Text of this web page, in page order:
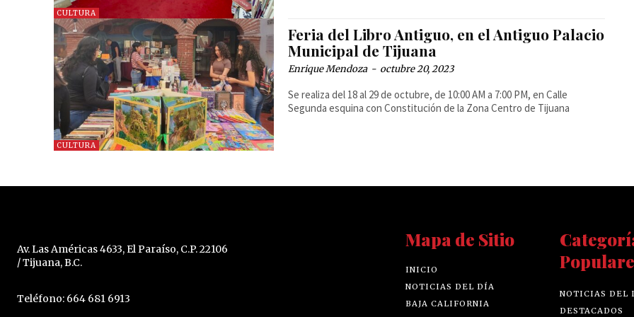
CULTURA
CULTURA
Feria del Libro Antiguo, en el Antiguo Palacio
Municipal de Tijuana
Enrique Mendoza - octubre 20, 2023
Se realiza del 18 al 29 de octubre, de 10:00 AM a 7:00 PM, en Calle
Segunda esquina con Constitución de la Zona Centro de Tijuana
Av. Las Américas 4633, El Paraíso, C.P. 22106
/ Tijuana, B.C.
Teléfono: 664 681 6913
Mapa de Sitio
INICIO
NOTICIAS DEL DÍA
BAJA CALIFORNIA
NOTICIAS DEL
DESTACADOS